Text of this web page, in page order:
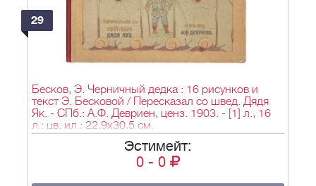
29
Бесков, Э. Черничный дедка : 16 рисунков и
текст Э. Бесковой / Пересказал со швед. Дядя
Як. - СПб.: А.Ф. Девриен, ценз. 1903. - [1] л., 16
л.: цв. ил.; 22,9х30,5 см.
Эстимейт:
0 - 0